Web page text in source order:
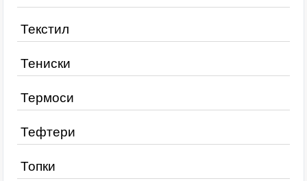
Текстил
Тениски
Термоси
Тефтери
Топки